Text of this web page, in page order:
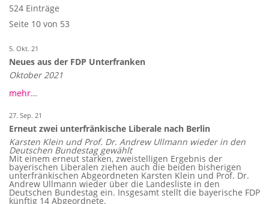
524 Einträge
Seite 10 von 53
5. Okt. 21
Neues aus der FDP Unterfranken
Oktober 2021
mehr…
27. Sep. 21
Erneut zwei unterfränkische Liberale nach Berlin
Karsten Klein und Prof. Dr. Andrew Ullmann wieder in den
Deutschen Bundestag gewählt
Mit einem erneut starken, zweistelligen Ergebnis der
bayerischen Liberalen ziehen auch die beiden bisherigen
unterfränkischen Abgeordneten Karsten Klein und Prof. Dr.
Andrew Ullmann wieder über die Landesliste in den
Deutschen Bundestag ein. Insgesamt stellt die bayerische FDP
künftig 14 Abgeordnete.